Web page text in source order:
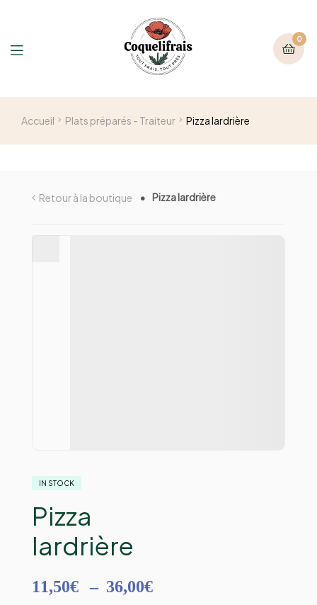
0
Accueil Plats préparés - Traiteur Pizza lardrière
Retour à la boutique Pizza lardrière
IN STOCK
Pizza
lardrière
11,50€ – 36,00€